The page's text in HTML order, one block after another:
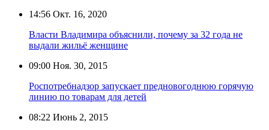
14:56 Окт. 16, 2020
Власти Владимира объяснили, почему за 32 года не
выдали жильё женщине
09:00 Ноя. 30, 2015
Роспотребнадзор запускает предновогоднюю горячую
линию по товарам для детей
08:22 Июнь 2, 2015